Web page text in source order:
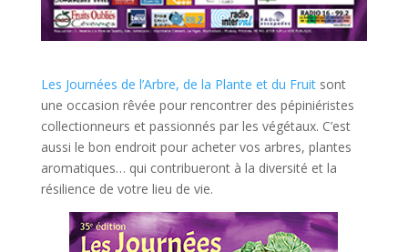
Les Journées de l’Arbre, de la Plante et du Fruitsont
une occasion rêvée pour rencontrer des pépiniéristes
collectionneurs et passionnés par les végétaux. C’est
aussi le bon endroit pour acheter vos arbres, plantes
aromatiques… qui contribueront à la diversité et la
résilience de votre lieu de vie.